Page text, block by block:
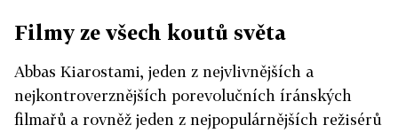
Filmy ze všech koutů světa
Abbas Kiarostami, jeden z nejvlivnějších a
nejkontroverznějších porevolučních íránských
filmařů a rovněž jeden z nejpopulárnějších režisérů